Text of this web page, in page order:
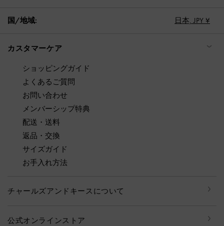
国/地域: 日本, JPY ¥
カスタマーケア
ショッピングガイド
よくあるご質問
お問い合わせ
メンバーシップ特典
配送・送料
返品・交換
サイズガイド
お手入れ方法
チャールズアンドキースについて
公式オンラインストア